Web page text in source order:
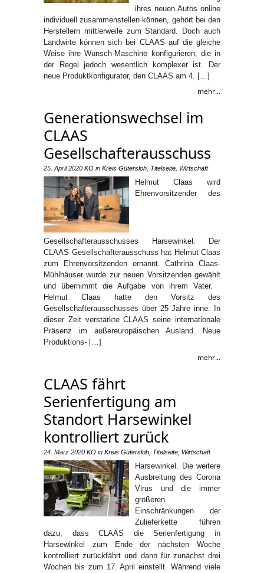
ihres neuen Autos online
individuell zusammenstellen können, gehört bei den
Herstellern mittlerweile zum Standard. Doch auch
Landwirte können sich bei CLAAS auf die gleiche
Weise ihre Wunsch-Maschine konfigurieren, die in
der Regel jedoch wesentlich komplexer ist. Der
neue Produktkonfigurator, den CLAAS am 4. […]
mehr...
Generationswechsel im
CLAAS
Gesellschafterausschuss
25. April 2020 KO in Kreis Gütersloh Titelseite Wirtschaft
Helmut Claas wird
Ehrenvorsitzender des
Gesellschafterausschusses Harsewinkel. Der
CLAAS Gesellschafterausschuss hat Helmut Claas
zum Ehrenvorsitzenden ernannt. Cathrina Claas-
Mühlhäuser wurde zur neuen Vorsitzenden gewählt
und übernimmt die Aufgabe von ihrem Vater.
Helmut Claas hatte den Vorsitz des
Gesellschafterausschusses über 25 Jahre inne. In
dieser Zeit verstärkte CLAAS seine internationale
Präsenz im außereuropäischen Ausland. Neue
Produktions- […]
mehr...
CLAAS fährt
Serienfertigung am
Standort Harsewinkel
kontrolliert zurück
24. März 2020 KO in Kreis Gütersloh Titelseite Wirtschaft
Harsewinkel. Die weitere
Ausbreitung des Corona
Virus und die immer
größeren
Einschränkungen der
Zulieferkette führen
dazu, dass CLAAS die Serienfertigung in
Harsewinkel zum Ende der nächsten Woche
kontrolliert zurückfährt und dann für zunächst drei
Wochen bis zum 17. April einstellt. Während viele